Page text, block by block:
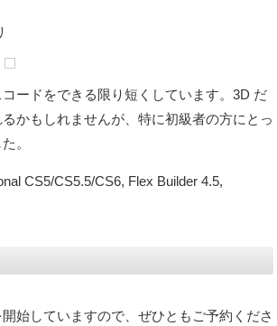
ードをできる限り短くしています。3D だ
かもしれませんが、特に初級者の方にとっ
。
CS5/CS5.5/CS6, Flex Builder 4.5,
始していますので、ぜひともご予約くださ